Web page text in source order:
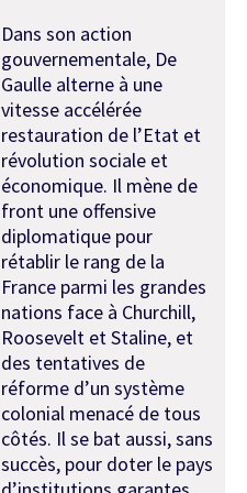
Dans son action
gouvernementale, De
Gaulle alterne à une
vitesse accélérée
restauration de l’Etat et
révolution sociale et
économique. Il mène de
front une offensive
diplomatique pour
rétablir le rang de la
France parmi les grandes
nations face à Churchill,
Roosevelt et Staline, et
des tentatives de
réforme d’un système
colonial menacé de tous
côtés. Il se bat aussi, sans
succès, pour doter le pays